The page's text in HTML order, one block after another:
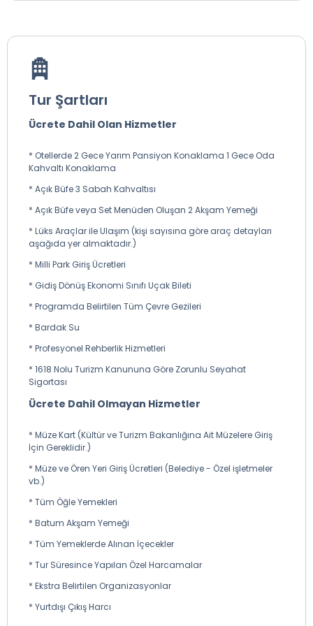
* Öğle Yemeği: Pervanlar Park Tesisleri’nde ya da Körfez
Metin Restoran’da menü olarak alınacaktır. (Ekstra)
* Akşam Yemeği: Otelde alınacak olup tur ücretine
dâhildir.
* Güzergâh: Trabzon Havaalanı– Altındere Milli Parkı –
* Konaklama Oteli: Trabzon Konak Park Hotel- Zitaş Hotel,
Tur Şartları
Ücrete Dahil Olan Hizmetler
* Otellerde 2 Gece Yarım Pansiyon Konaklama 1 Gece Oda
Kahvaltı Konaklama
* Açık Büfe 3 Sabah Kahvaltısı
* Açık Büfe veya Set Menüden Oluşan 2 Akşam Yemeği
* Lüks Araçlar ile Ulaşım (kişi sayısına göre araç detayları
aşağıda yer almaktadır.)
* Milli Park Giriş Ücretleri
* Gidiş Dönüş Ekonomi Sınıfı Uçak Bileti
* Programda Belirtilen Tüm Çevre Gezileri
* Bardak Su
* Profesyonel Rehberlik Hizmetleri
* 1618 Nolu Turizm Kanununa Göre Zorunlu Seyahat
Sigortası
Ücrete Dahil Olmayan Hizmetler
* Müze Kart (Kültür ve Turizm Bakanlığına Ait Müzelere Giriş
İçin Gereklidir.)
* Müze ve Ören Yeri Giriş Ücretleri (Belediye - Özel işletmeler
vb.)
* Tüm Öğle Yemekleri
* Batum Akşam Yemeği
* Tüm Yemeklerde Alınan İçecekler
* Tur Süresince Yapılan Özel Harcamalar
* Ekstra Belirtilen Organizasyonlar
* Yurtdışı Çıkış Harcı